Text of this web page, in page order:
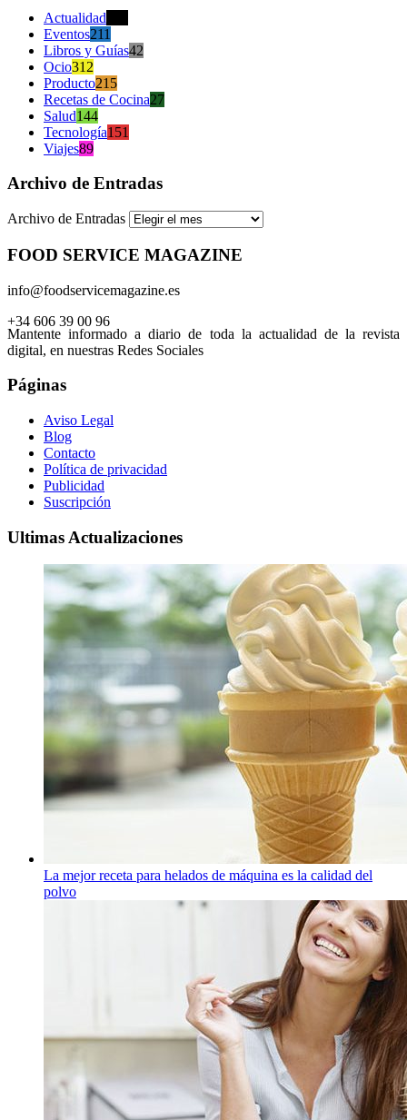
Actualidad
Eventos211
Libros y Guías42
Ocio312
Producto215
Recetas de Cocina27
Salud144
Tecnología151
Viajes89
Archivo de Entradas
Archivo de Entradas
FOOD SERVICE MAGAZINE
info@foodservicemagazine.es
+34 606 39 00 96
Mantente informado a diario de toda la actualidad de la revista
digital, en nuestras Redes Sociales
Páginas
Aviso Legal
Blog
Contacto
Política de privacidad
Publicidad
Suscripción
Ultimas Actualizaciones
La mejor receta para helados de máquina es la calidad del
polvo